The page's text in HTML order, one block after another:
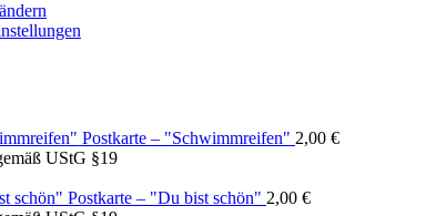
Postkarte – "Schwimmreifen" 2,00 €
UStG §19
Postkarte – "Du bist schön" 2,00 €